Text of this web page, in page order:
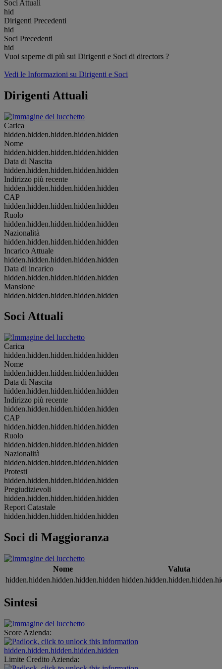
Soci Attuali
hid
Dirigenti Precedenti
hid
Soci Precedenti
hid
Vuoi saperne di più sui Dirigenti e Soci di directors ?
Vedi le Informazioni su Dirigenti e Soci
Dirigenti Attuali
Carica
hidden.hidden.hidden.hidden.hidden
Nome
hidden.hidden.hidden.hidden.hidden
Data di Nascita
hidden.hidden.hidden.hidden.hidden
Indirizzo più recente
hidden.hidden.hidden.hidden.hidden
CAP
hidden.hidden.hidden.hidden.hidden
Ruolo
hidden.hidden.hidden.hidden.hidden
Nazionalità
hidden.hidden.hidden.hidden.hidden
Incarico Attuale
hidden.hidden.hidden.hidden.hidden
Data di incarico
hidden.hidden.hidden.hidden.hidden
Mansione
hidden.hidden.hidden.hidden.hidden
Soci Attuali
Carica
hidden.hidden.hidden.hidden.hidden
Nome
hidden.hidden.hidden.hidden.hidden
Data di Nascita
hidden.hidden.hidden.hidden.hidden
Indirizzo più recente
hidden.hidden.hidden.hidden.hidden
CAP
hidden.hidden.hidden.hidden.hidden
Ruolo
hidden.hidden.hidden.hidden.hidden
Nazionalità
hidden.hidden.hidden.hidden.hidden
Protesti
hidden.hidden.hidden.hidden.hidden
Pregiudizievoli
hidden.hidden.hidden.hidden.hidden
Report Catastale
hidden.hidden.hidden.hidden.hidden
Soci di Maggioranza
Nome
Valuta
hidden.hidden.hidden.hidden.hidden
Sintesi
Score Azienda:
hidden.hidden.hidden.hidden.hidden
Limite Credito Azienda: